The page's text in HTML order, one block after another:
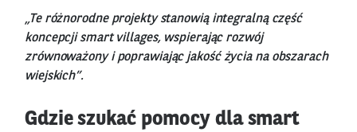
„Te różnorodne projekty stanowią integralną część
koncepcji smart villages, wspierając rozwój
zrównoważony i poprawiając jakość życia na obszarach
wiejskich”.
Gdzie szukać pomocy dla smart